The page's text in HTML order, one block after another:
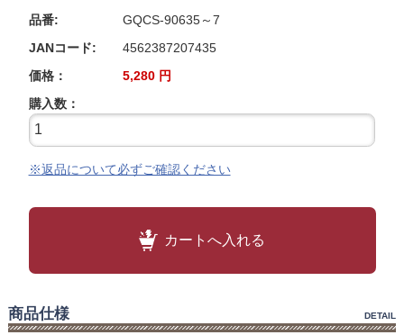
品番:
GQCS-90635～7
JANコード:
4562387207435
価格：
5,280 円
購入数：
※返品について必ずご確認ください
カートへ入れる
商品仕様 DETAIL